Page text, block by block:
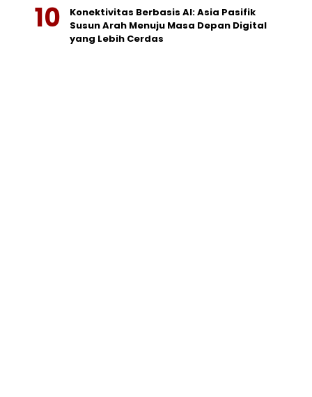
Konektivitas Berbasis AI: Asia Pasifik
Susun Arah Menuju Masa Depan Digital
yang Lebih Cerdas